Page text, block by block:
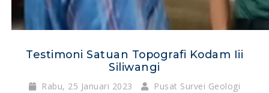
Testimoni Satuan Topografi Kodam Iii
Siliwangi
Rabu, 25 Januari 2023 Pusat Survei Geologi